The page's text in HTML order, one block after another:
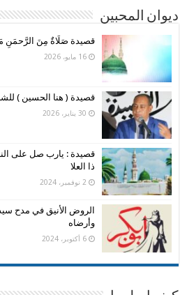
ديوان المحبين
قصيدة صَلَاةٌ مِنَ الرَّحمَنِ
16 مايو، 2026
قصيدة ( هنا الحسين )
30 يناير، 2026
قصيدة : يارب صل على
ذا العلا
2 نوفمبر، 2024
الروض الأنيق في مدح
وأرضاه
6 أكتوبر، 2024